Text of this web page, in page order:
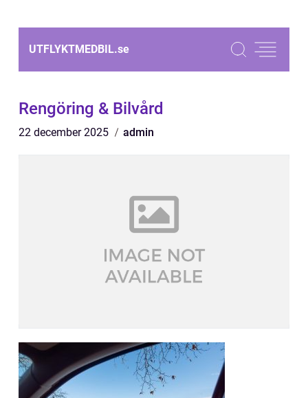
UTFLYKTMEDBIL.se
Rengöring & Bilvård
22 december 2025 admin